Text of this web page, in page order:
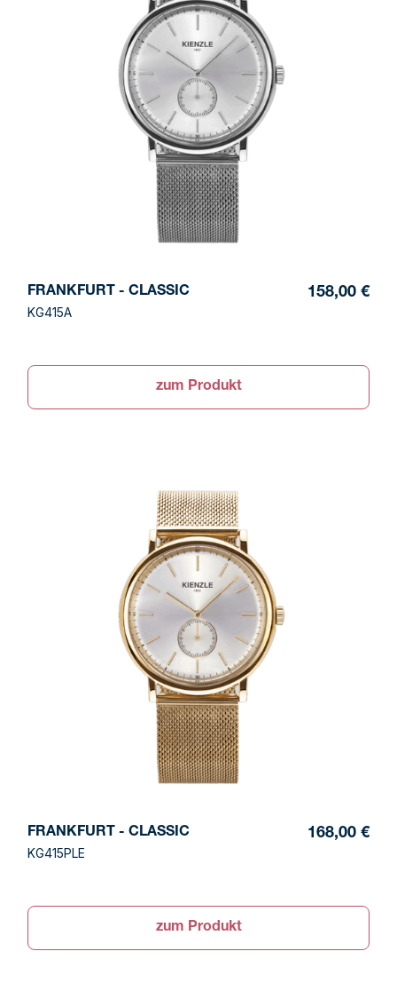
FRANKFURT - CLASSIC
KG415A
158,00 €
zum Produkt
FRANKFURT - CLASSIC
KG415PLE
168,00 €
zum Produkt